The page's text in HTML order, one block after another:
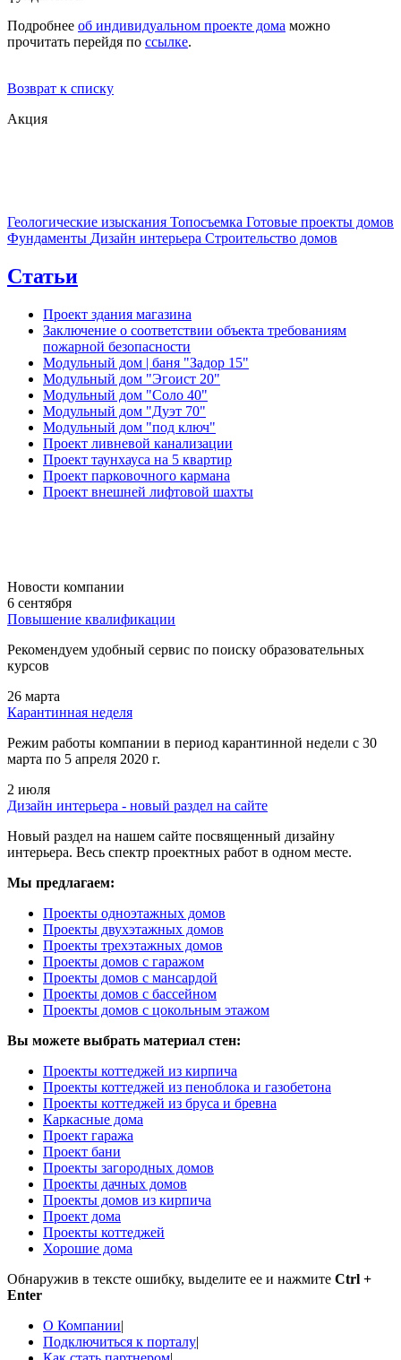
Подробнее об индивидуальном проекте дома можно
прочитать перейдя по ссылке.
Возврат к списку
Акция
Геологические изыскания Топосъемка Готовые проекты домов
Фундаменты Дизайн интерьера Строительство домов
Статьи
Проект здания магазина
Заключение о соответствии объекта требованиям
пожарной безопасности
Модульный дом | баня "Задор 15"
Модульный дом "Эгоист 20"
Модульный дом "Соло 40"
Модульный дом "Дуэт 70"
Модульный дом "под ключ"
Проект ливневой канализации
Проект таунхауса на 5 квартир
Проект парковочного кармана
Проект внешней лифтовой шахты
Новости компании
6 сентября
Повышение квалификации
Рекомендуем удобный сервис по поиску образовательных
курсов
26 марта
Карантинная неделя
Режим работы компании в период карантинной недели c 30
марта по 5 апреля 2020 г.
2 июля
Дизайн интерьера - новый раздел на сайте
Новый раздел на нашем сайте посвященный дизайну
интерьера. Весь спектр проектных работ в одном месте.
Мы предлагаем:
Проекты одноэтажных домов
Проекты двухэтажных домов
Проекты трехэтажных домов
Проекты домов с гаражом
Проекты домов с мансардой
Проекты домов с бассейном
Проекты домов с цокольным этажом
Вы можете выбрать материал стен:
Проекты коттеджей из кирпича
Проекты коттеджей из пеноблока и газобетона
Проекты коттеджей из бруса и бревна
Каркасные дома
Проект гаража
Проект бани
Проекты загородных домов
Проекты дачных домов
Проекты домов из кирпича
Проект дома
Проекты коттеджей
Хорошие дома
Обнаружив в тексте ошибку, выделите ее и нажмите Ctrl +
Enter
О Компании|
Подключиться к порталу|